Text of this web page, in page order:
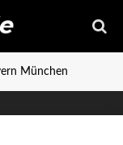
München